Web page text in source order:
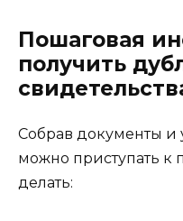
Пошаговая
получить
Собрав документы и
можно приступать к
делать: